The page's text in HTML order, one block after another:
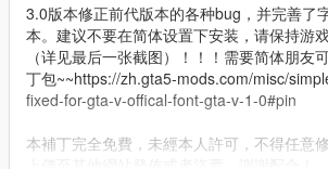
3.0版本修正前代版本的各种bug，并完善了
本。建议不要在简体设置下安装，请保持游
（详见最后一张截图）！！！需要简体朋友
丁包~~https://zh.gta5-mods.com/misc/
fixed-for-gta-v-offical-font-gta-v-1-0#pin
本補丁完全免費，未經本人許可，不得任意